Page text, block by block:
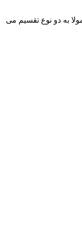
به دو نوع تقسیم می